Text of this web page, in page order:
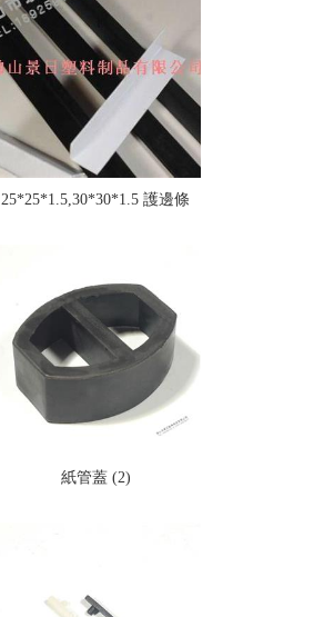
25*25*1.5,30*30*1.5 護邊條
紙管蓋 (2)